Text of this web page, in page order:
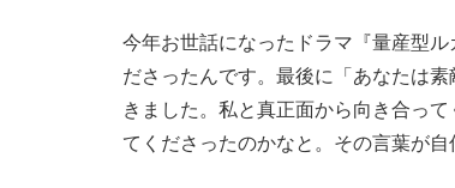
今年お世話になったドラマ『量産型
ださったんです。最後に「あなたは
きました。私と真正面から向き合っ
てくださったのかなと。その言葉が自